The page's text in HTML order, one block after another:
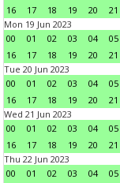
16
17 18 19 20 21
Mon 19 Jun 2023
00
01 02 03 04 05
16
17 18 19 20 21
Tue 20 Jun 2023
00
01 02 03 04 05
16
17 18 19 20 21
Wed 21 Jun 2023
00
01 02 03 04 05
16
17 18 19 20 21
Thu 22 Jun 2023
00
01 02 03 04 05